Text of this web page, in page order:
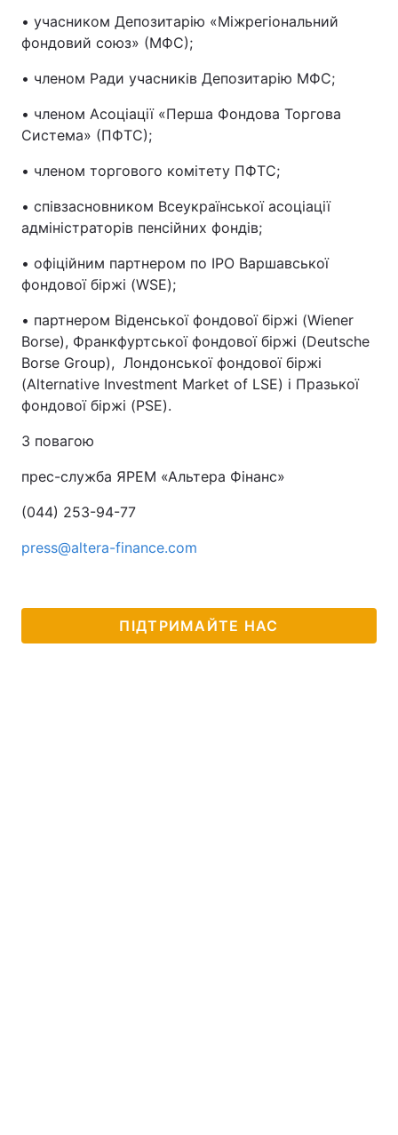
• учасником Депозитарію «Міжрегіональний
фондовий союз» (МФС);
• членом Ради учасників Депозитарію МФС;
• членом Асоціації «Перша Фондова Торгова
Система» (ПФТС);
• членом торгового комітету ПФТС;
• співзасновником Всеукраїнської асоціації
адміністраторів пенсійних фондів;
• офіційним партнером по IPO Варшавської
фондової біржі (WSE);
• партнером Віденської фондової біржі (Wiener
Borse), Франкфуртської фондової біржі (Deutsche
Borse Group), Лондонської фондової біржі
(Alternative Investment Market of LSE) і Празької
фондової біржі (PSE).
З повагою
прес-служба ЯРЕМ «Альтера Фінанс»
(044) 253-94-77
press@altera-finance.com
ПІДТРИМАЙТЕ НАС